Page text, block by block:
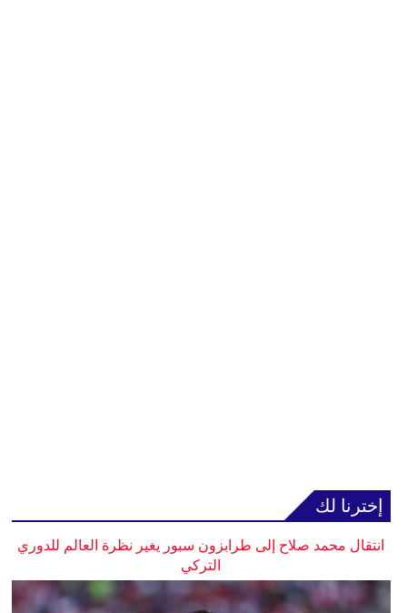
إخترنا لك
انتقال محمد صلاح إلى طرابزون سبور يغير نظرة العالم للدوري
التركي